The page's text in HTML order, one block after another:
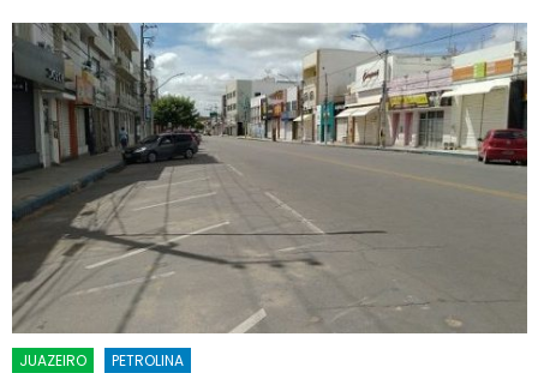
JUAZEIRO PETROLINA